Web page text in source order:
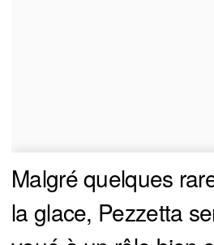
Malgré quelques
la glace, Pezzetta